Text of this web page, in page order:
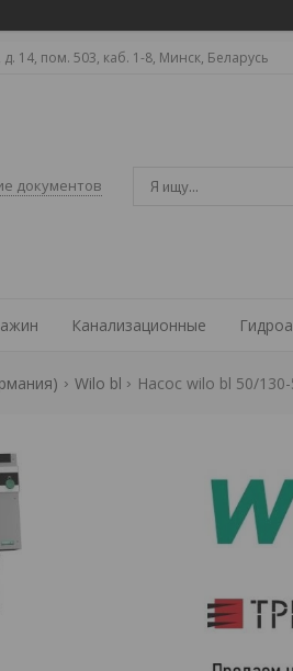
14, пом. 503, каб. 1-8, Минск, Беларусь
документов
Канализационные
Wilo bl Насос wilo bl 50/